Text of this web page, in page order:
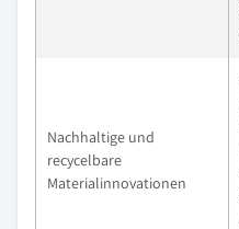
Nachhaltige und
recycelbare
Materialinnovationen